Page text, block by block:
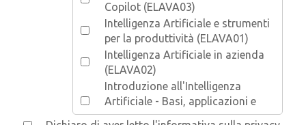
Copilot (ELAVA03)
Intelligenza Artificiale e strumenti
per la produttività (ELAVA01)
Intelligenza Artificiale in azienda
(ELAVA02)
Introduzione all'Intelligenza
Artificiale - Basi, applicazioni e
normativa (ELSTR01)